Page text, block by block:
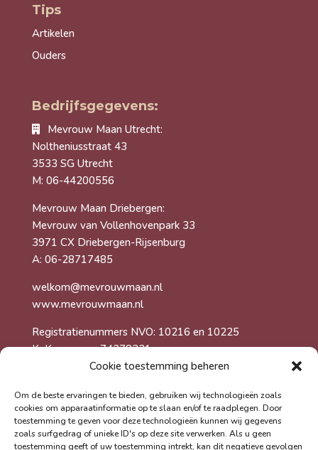
Cookie toestemming beheren
Om de beste ervaringen te bieden, gebruiken wij technologieën zoals
cookies om apparaatinformatie op te slaan en/of te raadplegen. Door
toestemming te geven voor deze technologieën kunnen wij gegevens
zoals surfgedrag of unieke ID's op deze site verwerken. Als u geen
toestemming geeft of uw toestemming intrekt, kan dit negatieve gevolgen
Tips
Artikelen
Ouders
Bedrijfsgegevens:
Mevrouw Maan Utrecht:
Noltheniusstraat 43
3533 SG Utrecht
M: 06-44200556
Mevrouw Maan Driebergen:
Mevrouw van Vollenhovenpark 33
3971 CX Driebergen-Rijsenburg
A: 06-28717485
welkom@mevrouwmaan.nl
www.mevrouwmaan.nl
Registratienummers NVO: 10216 en 10225
KvK-nummer: 74278231